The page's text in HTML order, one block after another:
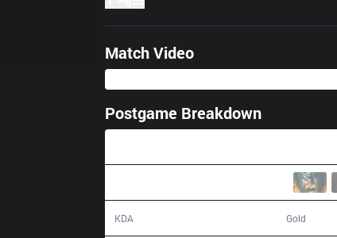
Match Video
Postgame Breakdown
KDA Gold